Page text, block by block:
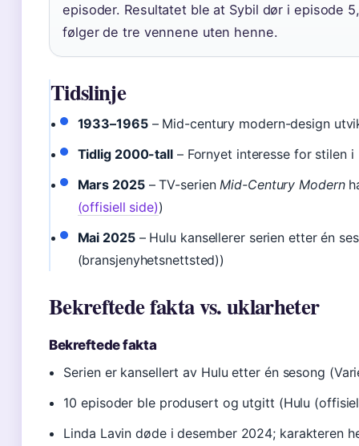
episoder. Resultatet ble at Sybil dør i episode
følger de tre vennene uten henne.
Tidslinje
1933–1965– Mid-century modern-design
Tidlig 2000-tall– Fornyet interesse for stilen
Mars 2025– TV-serien Mid-Century Modern
(offisiell side))
Mai 2025– Hulu kansellerer serien etter én
(bransjenyhetsnettsted))
Bekreftede fakta vs. uklarheter
Bekreftede fakta
Serien er kansellert av Hulu etter én sesong
10 episoder ble produsert og utgitt (Hulu
Linda Lavin døde i desember 2024; karakteren